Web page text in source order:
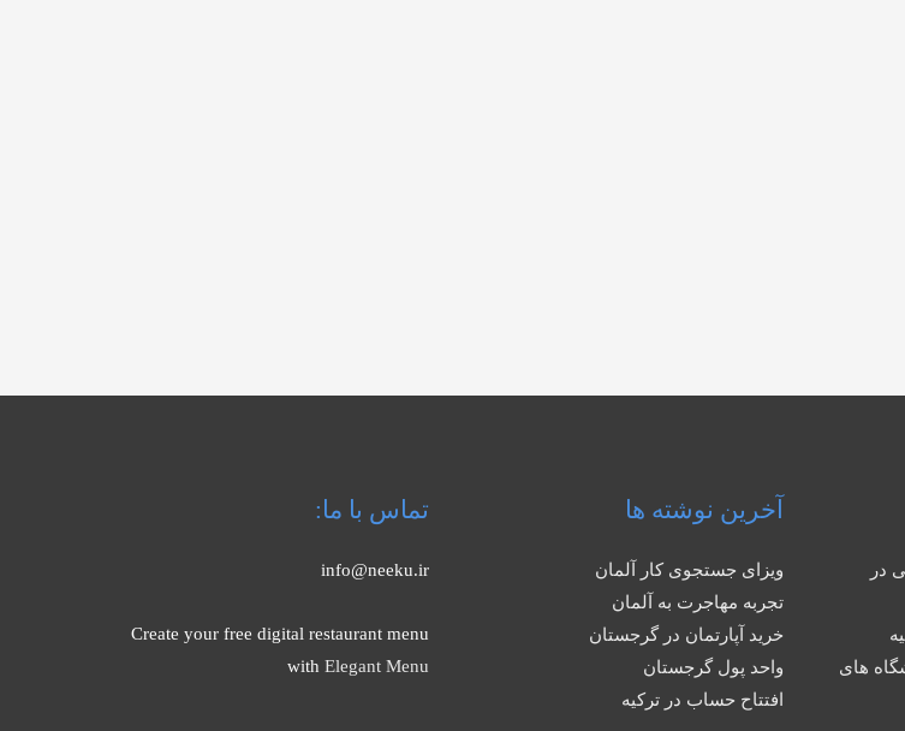
در
های
آخرین نوشته ها
ویزای جستجوی کار آلمان
تجربه مهاجرت به آلمان
خرید آپارتمان در گرجستان
واحد پول گرجستان
افتتاح حساب در ترکیه
تماس با ما:
info@neeku.ir
Create your free digital restaurant menu
with Elegant Menu